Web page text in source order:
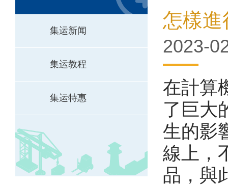
集运新闻
集运教程
集运特惠
怎樣進
2023-
在計算
了巨大
生的影
線上，
品，與